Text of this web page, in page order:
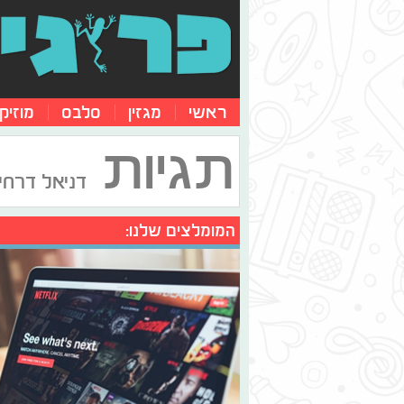
ראשי מגזין סלבס
תגיות דניאל דרחי
המומלצים שלנו: